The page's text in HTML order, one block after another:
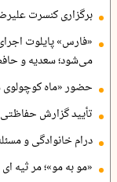
برگزاری کنسرت
«فارس» پایلوت
می‌شود؛ سعدیه و
حضور «ماه کوچولوی
تأیید گزارش
درام خانوادگی و
«مو به مو»؛ مر ثیه